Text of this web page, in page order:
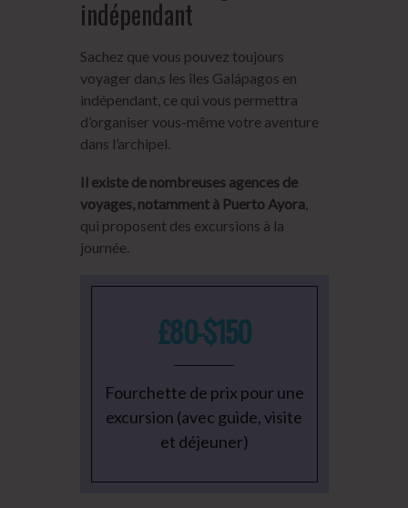
indépendant
Sachez que vous pouvez toujours
voyager dan,s les îles Galápagos en
indépendant, ce qui vous permettra
d’organiser vous-même votre aventure
dans l’archipel.
Il existe de nombreuses agences de
voyages, notamment à Puerto Ayora,
qui proposent des excursions à la
journée.
£80-$150
Fourchette de prix pour une
excursion (avec guide, visite
et déjeuner)